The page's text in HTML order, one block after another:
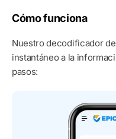
Cómo funciona
Nuestro decodificador
instantáneo a la
pasos: